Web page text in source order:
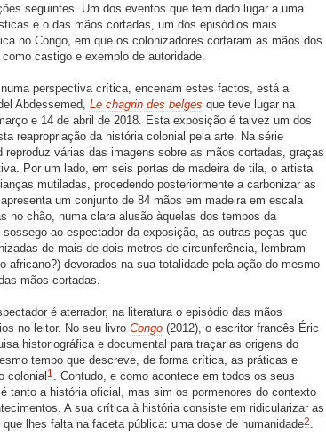
seguintes. Um dos eventos que tem dado lugar a uma
é o das mãos cortadas, um dos episódios mais
no Congo, em que os colonizadores cortaram as mãos dos
castigo e exemplo de autoridade.
perspectiva crítica, encenam estes factos, está a
Abdessemed, Le chagrin des belges que teve lugar na
e 14 de abril de 2018. Esta exposição é talvez um dos
reapropriação da história colonial pela arte. Na série
reproduz várias das imagens sobre as mãos cortadas, graças
Por um lado, em seis portas de madeira de tila, o artista
mutiladas, procedendo posteriormente a carbonizar as
um conjunto de 84 mãos em madeira em escala
no chão, numa clara alusão àquelas dos tempos da
ao espectador da exposição, as outras peças que
de mais de dois metros de circunferência, lembram
africano?) devorados na sua totalidade pela ação do mesmo
mãos cortadas.
é aterrador, na literatura o episódio das mãos
no leitor. No seu livro Congo (2012), o escritor francês Éric
historiográfica e documental para traçar as origens do
tempo que descreve, de forma crítica, as práticas e
colonial1 . Contudo, e como acontece em todos os seus
tanto a história oficial, mas sim os pormenores do contexto
A sua crítica à história consiste em ridicularizar as
lhes falta na faceta pública: uma dose de humanidade2.